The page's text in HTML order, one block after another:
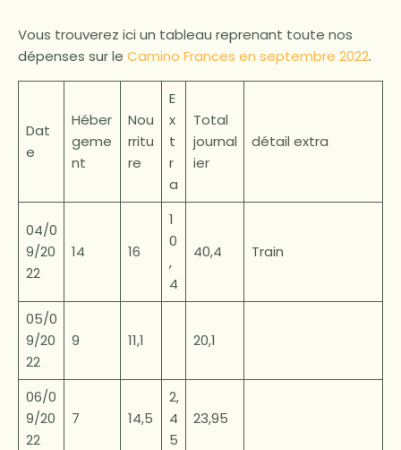
Vous trouverez ici un tableau reprenant toute nos
dépenses sur le Camino Frances en septembre 2022.
Dat
e
Héber
geme
nt
Nou
rritu
re
E
x
t
r
a
Total
journal
ier
détail extra
04/0
9/20
22
14 16
1
0
,
4
40,4 Train
05/0
9/20
22
9 11,1 20,1
06/0
9/20
22
7 14,5
2,
4
5
23,95